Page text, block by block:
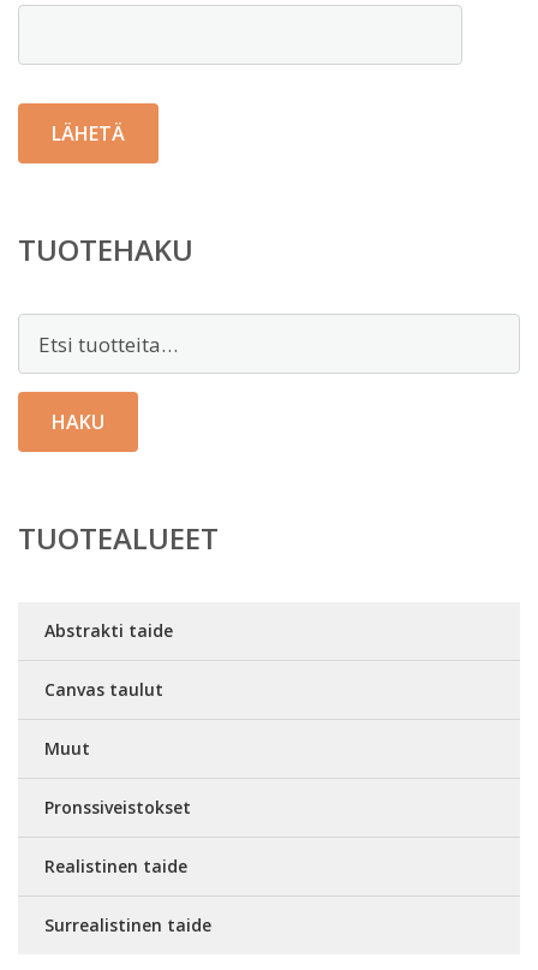
TUOTEHAKU
HAKU
TUOTEALUEET
Abstrakti taide
Canvas taulut
Muut
Pronssiveistokset
Realistinen taide
Surrealistinen taide